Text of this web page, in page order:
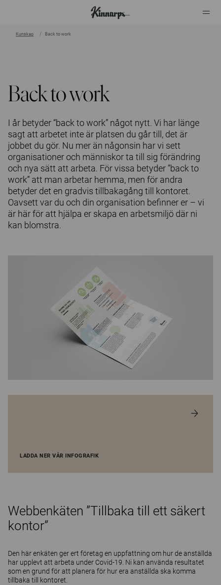
Kunskap Back to work
Back to work
I år betyder “back to work” något nytt. Vi har länge
sagt att arbetet inte är platsen du går till, det är
jobbet du gör. Nu mer än någonsin har vi sett
organisationer och människor ta till sig förändring
och nya sätt att arbeta. För vissa betyder ”back to
work” att man arbetar hemma, men för andra
betyder det en gradvis tillbakagång till kontoret.
Oavsett var du och din organisation befinner er – vi
är här för att hjälpa er skapa en arbetsmiljö där ni
kan blomstra.
LADDA NER VÅR INFOGRAFIK
Webbenkäten ”Tillbaka till ett säkert
kontor”
Den här enkäten ger ert företag en uppfattning om hur de anställda
har upplevt att arbeta under Covid-19. Ni kan använda resultatet
som en grund för att planera för hur era anställda ska komma
tillbaka till kontoret.